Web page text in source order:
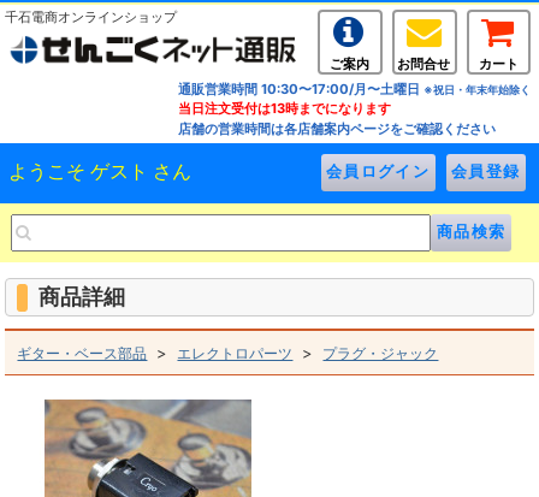
千石電商オンラインショップ
ご案内 お問合せ
カート
通販営業時間 10:30〜17:00/月〜土曜日 ※祝日・年末年始除く
当日注文受付は13時までになります
店舗の営業時間は各店舗案内ページをご確認ください
ようこそ ゲスト さん
商品詳細
ギター・ベース部品 > エレクトロパーツ > プラグ・ジャック